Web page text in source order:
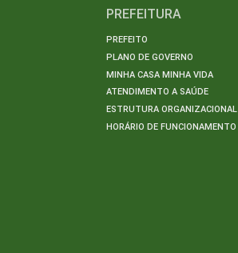
PREFEITURA
PREFEITO
PLANO DE GOVERNO
MINHA CASA MINHA VIDA
ATENDIMENTO A SAÚDE
ESTRUTURA ORGANIZACIONAL
HORÁRIO DE FUNCIONAMENTO